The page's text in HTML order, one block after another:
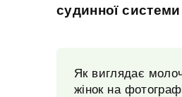
судинної системи
Як виглядає
жінок на